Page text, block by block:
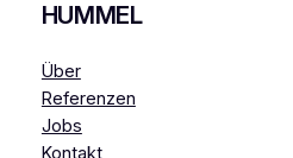
HUMMEL
Über
Referenzen
Jobs
Kontakt